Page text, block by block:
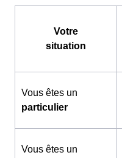
Votre
situation
Vous êtes un
particulier
Vous êtes un